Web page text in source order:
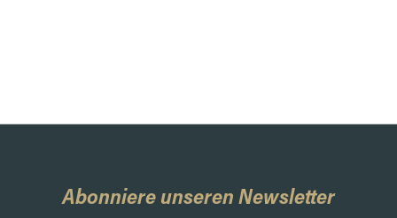
Abonniere unseren Newsletter